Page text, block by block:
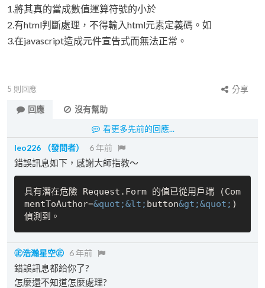
1.將其真的當成數值運算符號的小於
2.有html判斷處理，不得輸入html元素定義碼。如
3.在javascript造成元件宣告式而無法正常。
5 則回應
分享
回應
沒有幫助
看更多先前的回應...
leo226
（發問者） 6 年前
錯誤訊息如下，感謝大師指教～
具有潛在危險 Request.Form 的值已從用戶端 (Com
mentToAuthor=&quot;&lt; button&gt;&quot; )
㊣浩瀚星空㊣ 6 年前
錯誤訊息都給你了?
怎麼還不知道怎麼處理?